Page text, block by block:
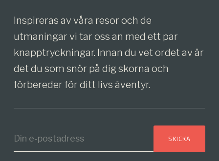
Inspireras av våra resor och de
utmaningar vi tar oss an med ett par
knapptryckningar. Innan du vet ordet av är
det du som snör på dig skorna och
förbereder för ditt livs äventyr.